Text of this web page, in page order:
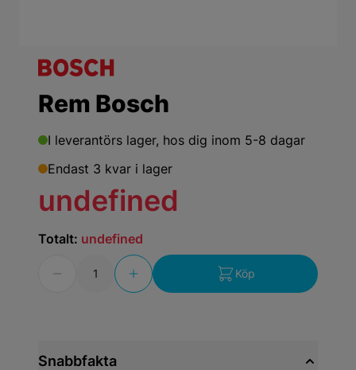
Rem Bosch
I leverantörs lager, hos dig inom 5-8 dagar
Endast 3 kvar i lager
Totalt: undefined
Köp
undefined
Snabbfakta